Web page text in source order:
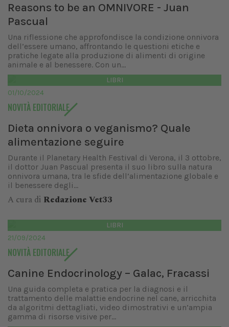
Reasons to be an OMNIVORE - Juan
Pascual
Una riflessione che approfondisce la condizione onnivora
dell’essere umano, affrontando le questioni etiche e
pratiche legate alla produzione di alimenti di origine
animale e al benessere. Con un...
LIBRI
01/10/2024
NOVITÀ EDITORIALE
Dieta onnivora o veganismo? Quale
alimentazione seguire
Durante il Planetary Health Festival di Verona, il 3 ottobre,
il dottor Juan Pascual presenta il suo libro sulla natura
onnivora umana, tra le sfide dell’alimentazione globale e
il benessere degli...
A cura di Redazione Vet33
LIBRI
21/09/2024
NOVITÀ EDITORIALE
Canine Endocrinology – Galac, Fracassi
Una guida completa e pratica per la diagnosi e il
trattamento delle malattie endocrine nel cane, arricchita
da algoritmi dettagliati, video dimostrativi e un’ampia
gamma di risorse visive per...